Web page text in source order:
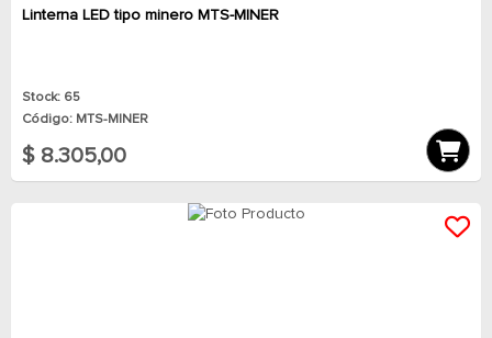
Linterna LED tipo minero MTS-MINER
Stock: 65
Código: MTS-MINER
$ 8.305,00